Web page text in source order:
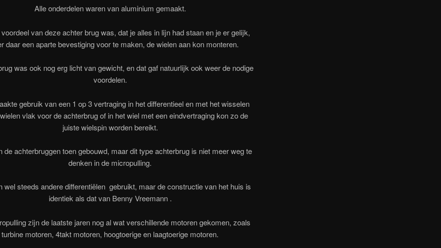
Alle onderdelen waren van aluminium gemaakt.
van deze achter brug was, dat je alles in lijn had staan en je er gelijk,
daar een aparte bevestiging voor te maken, de wielen aan kon monteren.
was ook nog erg licht van gewicht, en dat gaf natuurlijk ook weer de nodige
voordelen.
gebruik van een 1 op 3 vertraging in het differentieel en met het wisselen
vlak voor de achterbrug of in het wiel met een eindvertraging kon zo de
juiste wielspin worden bereikt.
de achterbruggen toen gebouwd, maar dit type achterbrug is niet meer weg te
denken in de micropulling.
wel steeds andere differentiëlen gebruikt, maar de constructie van het huis is
identiek als dat van Benny Vreemann .
zijn de laatste jaren nog al wat verschillende motoren gekomen, zoals
turbine motoren, 4takt motoren, hoogtoerige en laagtoerige motoren.